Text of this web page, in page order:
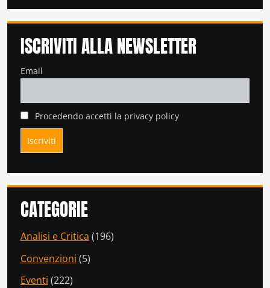
ISCRIVITI ALLA NEWSLETTER
Email
Procedendo accetti la privacy policy
CATEGORIE
Analisi e Critica (196)
Convenzioni (5)
Eventi (222)